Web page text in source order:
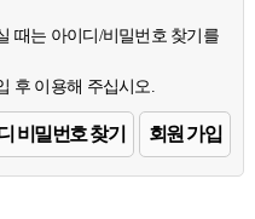
때는 아이디/비밀번호 찾기를
후 이용해 주십시오.
비밀번호 찾기 회원 가입